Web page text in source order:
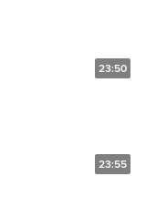
23:50
23:55